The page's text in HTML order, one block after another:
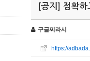
[공지] 정확
구글찌라시
https://